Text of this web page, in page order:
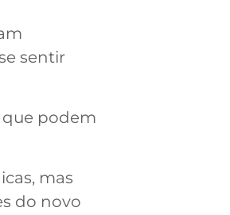
sentir
que podem
mas
do novo